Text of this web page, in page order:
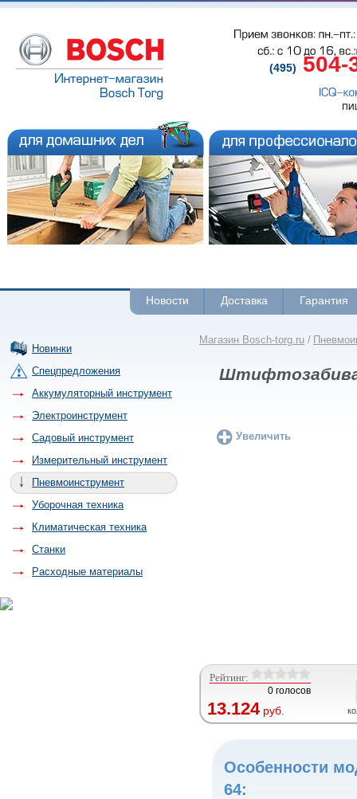
Прием звонков: пн.-
сб.: с 10 до 16,
(495)
504-
ICQ-
Новости Доставка Гарантия
Магазин Bosch-torg.ru /
Увеличить
Рейтинг:
0 голосов
13.124руб.
Особенности
64:
Новинки
Спецпредложения
Аккумуляторный инструмент
Электроинструмент
Садовый инструмент
Измерительный инструмент
Пневмоинструмент
Уборочная техника
Климатическая техника
Станки
Расходные материалы